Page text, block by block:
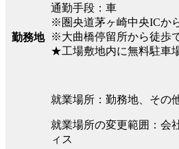
勤務地
通勤手段：車
※圏央道茅ヶ崎中央ICか
※大曲橋停留所から徒歩
★工場敷地内に無料駐車
就業場所：勤務地、その
就業場所の変更範囲：会
ィス